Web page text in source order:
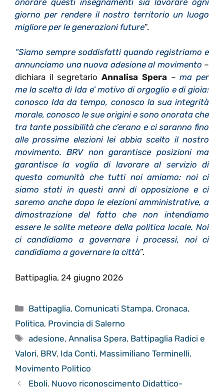
giorno per rendere il nostro territorio un luogo
migliore per le generazioni future”.
“Siamo sempre soddisfatti quando registriamo e
annunciamo una nuova adesione al movimento –
dichiara il segretarioAnnalisa Spera–ma per
me la scelta di Ida e’ motivo di orgoglio e di gioia:
conosco Ida da tempo, conosco la sua integrità
morale, conosco le sue origini e sono onorata che
tra tante possibilità che c’erano e ci saranno fino
alle prossime elezioni lei abbia scelto il nostro
movimento. BRV non garantisce posizioni ma
garantisce la voglia di lavorare al servizio di
questa comunità che tutti noi amiamo: noi ci
siamo stati in questi anni di opposizione e ci
saremo anche dopo le elezioni amministrative, a
dimostrazione del fatto che non intendiamo
essere le solite meteore della politica locale. Noi
ci candidiamo a governare i processi, noi ci
candidiamo a governare la città”.
Battipaglia, 24 giugno 2026
Categorie
Battipaglia, Comunicati Stampa, Cronaca,
Politica, Provincia di Salerno
Tag
adesione,Annalisa Spera, Battipaglia Radici e
Valori, BRV, Ida Conti, Massimiliano Terminelli,
Movimento Politico
Eboli. Nuovo riconoscimento Didattico-